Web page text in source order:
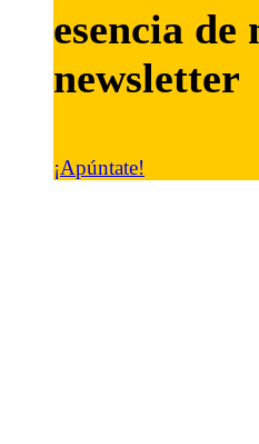
esencia
newsletter
¡Apúntate!